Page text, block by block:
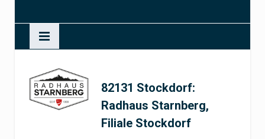
nach:
82131 Stockdorf:
Radhaus Starnberg,
Filiale Stockdorf